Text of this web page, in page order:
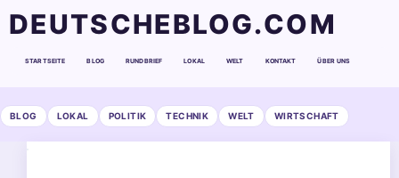
DEUTSCHEBLOG.COM
STARTSEITE BLOG RUNDBRIEF LOKAL WELT KONTAKT ÜBER UNS
BLOG LOKAL POLITIK TECHNIK WELT WIRTSCHAFT